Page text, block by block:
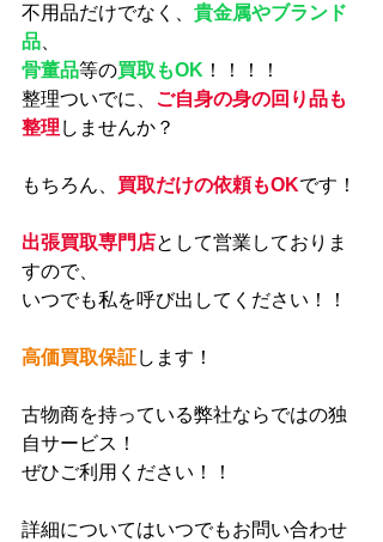
不用品だけでなく、 貴金属やブランド
品
骨董品等の買取もOK ！！！！
整理ついでに、 ご自身の身の回り品も
整理 しませんか？
もちろん、 買取だけの依頼もOKです！
出張買取専門店として営業しておりま
すので、
いつでも私を呼び出してください！！
高価買取保証します！
古物商を持っている弊社ならではの独
自サービス！
ぜひご利用ください！！
詳細についてはいつでもお問い合わせ